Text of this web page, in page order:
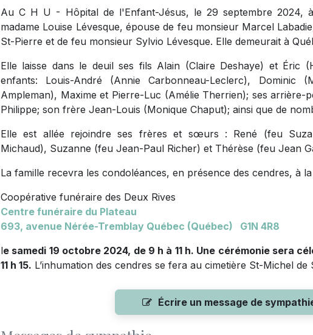
Au C H U - Hôpital de l'Enfant-Jésus, le 29 septembre 2024, à
madame Louise Lévesque, épouse de feu monsieur Marcel
St-Pierre et de feu monsieur Sylvio Lévesque. Elle demeurait à
Elle laisse dans le deuil ses fils Alain (Claire Deshaye) et Éric
enfants: Louis-André (Annie Carbonneau-Leclerc), Dominic
Ampleman), Maxime et Pierre-Luc (Amélie Therrien); ses arrière-
Philippe; son frère Jean-Louis (Monique Chaput); ainsi que de
Elle est allée rejoindre ses frères et sœurs : René (feu
Michaud), Suzanne (feu Jean-Paul Richer) et Thérèse (feu Jean
La famille recevra les condoléances, en présence des cendres, à la
Coopérative funéraire des Deux Rives
Centre funéraire du Plateau
693, avenue Nérée-Tremblay Québec (Québec) G1N 4R8
le samedi 19 octobre 2024, de 9 h à 11 h. Une cérémonie sera
11 h 15. L’inhumation des cendres se fera au cimetière St-Michel
Écrire un message de